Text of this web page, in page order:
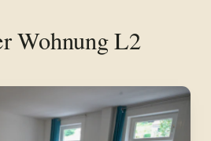
Wohnung L2